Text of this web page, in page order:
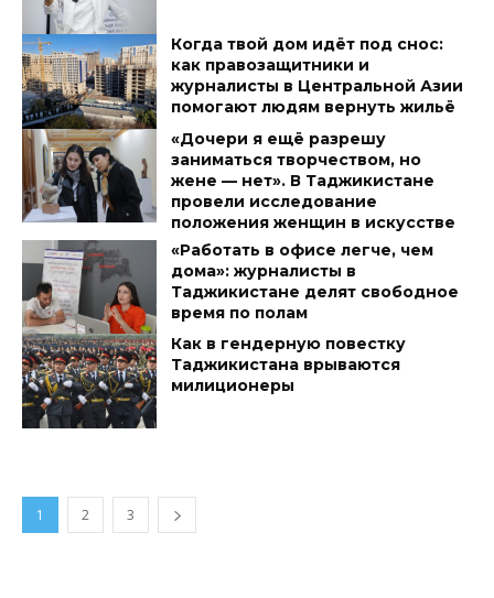
Когда твой дом идёт под снос:
как правозащитники и
журналисты в Центральной Азии
помогают людям вернуть жильё
«Дочери я ещё разрешу
заниматься творчеством, но
жене — нет». В Таджикистане
провели исследование
положения женщин в искусстве
«Работать в офисе легче, чем
дома»: журналисты в
Таджикистане делят свободное
время по полам
Как в гендерную повестку
Таджикистана врываются
милиционеры
1 2 3